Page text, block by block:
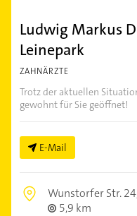
Ludwig Markus
Leinepark
ZAHNÄRZTE
Trotz der aktuellen
gewohnt für Sie geöffnet!
E-Mail
Wunstorfer Str.
5,9 km